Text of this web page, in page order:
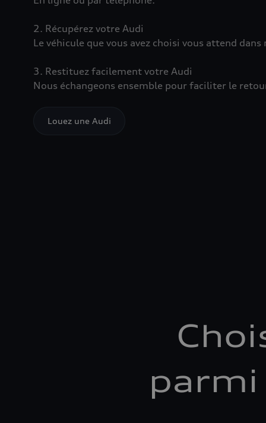
2. Récupérez votre Audi
Le véhicule que vous avez choisi vous attend
3. Restituez facilement votre Audi
Nous échangeons ensemble pour faciliter le
Louez une Audi
parmi